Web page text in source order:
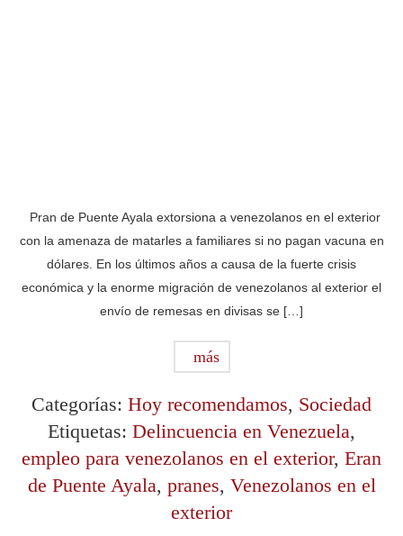
Pran de Puente Ayala extorsiona a venezolanos en el exterior
con la amenaza de matarles a familiares si no pagan vacuna en
dólares. En los últimos años a causa de la fuerte crisis
económica y la enorme migración de venezolanos al exterior el
envío de remesas en divisas se […]
más
Categorías: Hoy recomendamos, Sociedad
Etiquetas: Delincuencia en Venezuela,
empleo para venezolanos en el exterior, Eran
de Puente Ayala, pranes, Venezolanos en el
exterior